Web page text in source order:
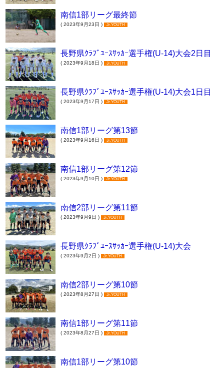
南信1部リーグ最終節
( 2023年9月23日 ) Jr.YOUTH
長野県ｸﾗﾌﾞﾕｰｽｻｯｶｰ選手権(U-14)大会2日目
( 2023年9月18日 ) Jr.YOUTH
長野県ｸﾗﾌﾞﾕｰｽｻｯｶｰ選手権(U-14)大会1日目
( 2023年9月17日 ) Jr.YOUTH
南信1部リーグ第13節
( 2023年9月16日 ) Jr.YOUTH
南信1部リーグ第12節
( 2023年9月10日 ) Jr.YOUTH
南信2部リーグ第11節
( 2023年9月9日 ) Jr.YOUTH
長野県ｸﾗﾌﾞﾕｰｽｻｯｶｰ選手権(U-14)大会
( 2023年9月2日 ) Jr.YOUTH
南信2部リーグ第10節
( 2023年8月27日 ) Jr.YOUTH
南信1部リーグ第11節
( 2023年8月27日 ) Jr.YOUTH
南信1部リーグ第10節